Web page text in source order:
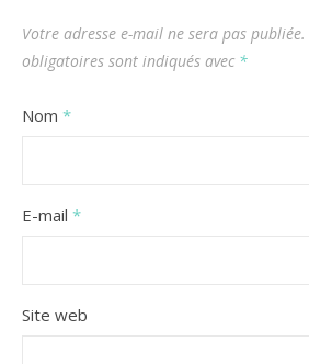
Votre adresse e-mail ne sera pas publiée.
obligatoires sont indiqués avec *
Nom *
E-mail *
Site web